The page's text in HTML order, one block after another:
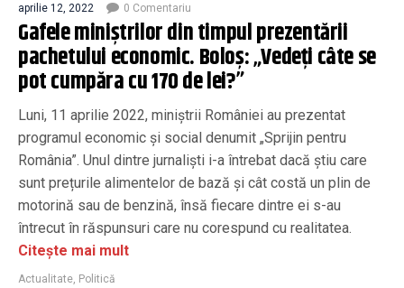
aprilie 12, 2022 0 Comentariu
Gafele miniștrilor din timpul prezentării
pachetului economic. Boloș: „Vedeți câte se
pot cumpăra cu 170 de lei?”
Luni, 11 aprilie 2022, miniștrii României au prezentat
programul economic și social denumit „Sprijin pentru
România”. Unul dintre jurnaliști i-a întrebat dacă știu care
sunt prețurile alimentelor de bază și cât costă un plin de
motorină sau de benzină, însă fiecare dintre ei s-au
întrecut în răspunsuri care nu corespund cu realitatea.
Citește mai mult
Actualitate, Politică